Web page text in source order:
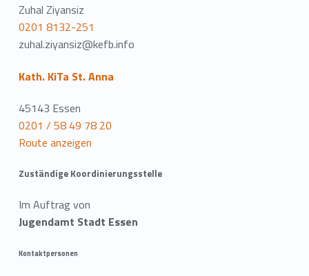
Zuhal Ziyansiz
0201 8132-251
zuhal.ziyansiz@kefb.info
Kath. KiTa St. Anna
45143 Essen
0201 / 58 49 78 20
Route anzeigen
Zuständige Koordinierungsstelle
Im Auftrag von
Jugendamt Stadt Essen
Kontaktpersonen